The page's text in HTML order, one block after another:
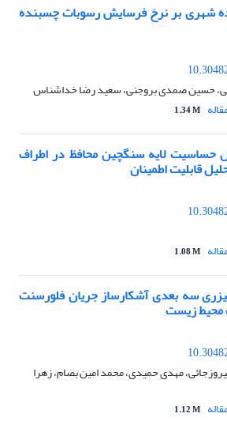
شهری بر نرخ فرسایش رسوبات چسبنده
حسین صمدی بروجنی، سعید رضا خداشناس
1.34 M
حساسیت لایه سنگچین محافظ در اطراف
قابلیت اطمینان
1.08 M
سه بعدی آشکارساز جریان فلورسنت
محیط زیست
مهدی حمیدی، محمد امین بصام، زهرا
1.12 M